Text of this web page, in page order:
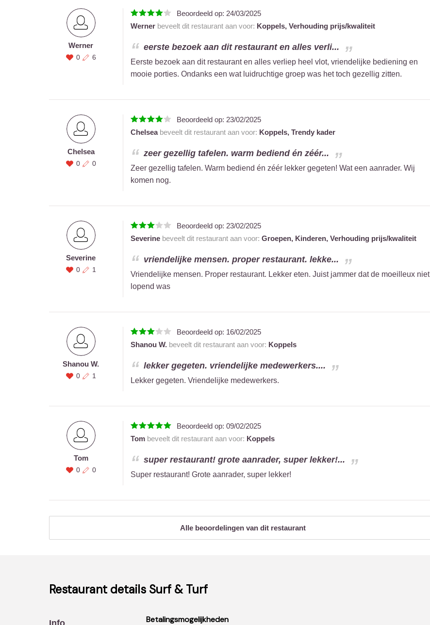
Werner
0 6
Beoordeeld op: 24/03/2025
Wernerbeveelt dit restaurant aan voor: Koppels, Verhouding prijs/kwaliteit
eerste bezoek aan dit restaurant en alles verli...
Eerste bezoek aan dit restaurant en alles verliep heel vlot, vriendelijke bediening en
mooie porties. Ondanks een wat luidruchtige groep was het toch gezellig zitten.
Chelsea
0 0
Beoordeeld op: 23/02/2025
Chelseabeveelt dit restaurant aan voor: Koppels, Trendy kader
zeer gezellig tafelen. warm bediend én zéér...
Zeer gezellig tafelen. Warm bediend én zéér lekker gegeten! Wat een aanrader. Wij
komen nog.
Severine
0 1
Beoordeeld op: 23/02/2025
Severinebeveelt dit restaurant aan voor: Groepen, Kinderen, Verhouding prijs/kwaliteit
vriendelijke mensen. proper restaurant. lekke...
Vriendelijke mensen. Proper restaurant. Lekker eten. Juist jammer dat de moeilleux niet
lopend was
Shanou W.
0 1
Beoordeeld op: 16/02/2025
Shanou W.beveelt dit restaurant aan voor: Koppels
lekker gegeten. vriendelijke medewerkers....
Lekker gegeten. Vriendelijke medewerkers.
Tom
0 0
Beoordeeld op: 09/02/2025
Tombeveelt dit restaurant aan voor: Koppels
super restaurant! grote aanrader, super lekker!...
Super restaurant! Grote aanrader, super lekker!
Alle beoordelingen van dit restaurant
Restaurant details Surf & Turf
Betalingsmogelijkheden